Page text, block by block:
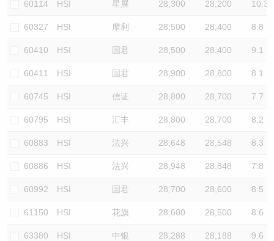
60114 HSI 星展 28,300 28,200 10.3
60327 HSI 摩利 28,500 28,400 8.8
60410 HSI 国君 28,500 28,400 9.1
60411 HSI 国君 28,900 28,800 8.1
60745 HSI 信证 28,800 28,700 7.7
60795 HSI 汇丰 28,800 28,700 8.2
60883 HSI 法兴 28,648 28,548 8.3
60886 HSI 法兴 28,948 28,848 7.8
60992 HSI 国君 28,700 28,600 8.5
61150 HSI 花旗 28,600 28,500 8.6
63380 HSI 中银 28,288 28,188 9.6